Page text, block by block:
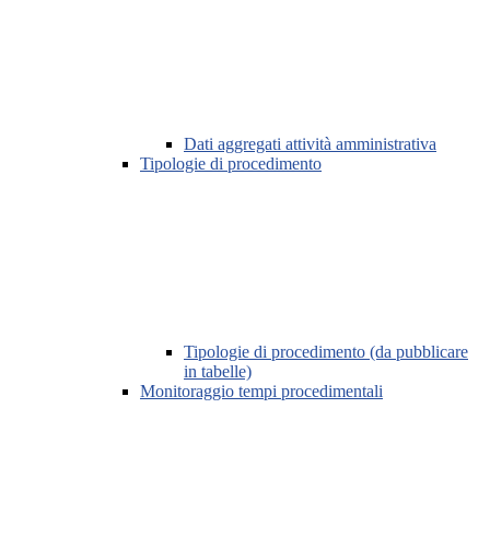
Dati aggregati attività amministrativa
Tipologie di procedimento
Tipologie di procedimento (da pubblicare
in tabelle)
Monitoraggio tempi procedimentali